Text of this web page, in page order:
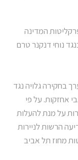
המדינה
נוחי דנקנר טרם
ערך בחקירה גלויה נגד
אחזקות. על פי
על מנת להעלות
החברה. ביום 23/07/2013, הודיעה הרשות לניירות
מחוז תל אביב